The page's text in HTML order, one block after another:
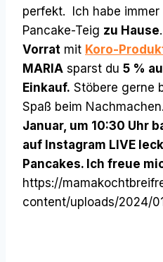
perfekt. Ich habe immer
Pancake-Teig zu Hause
Vorrat mit Koro-
MARIA sparst du 5 %
Einkauf. Stöbere gerne
Spaß beim
Januar, um 10:30 Uhr
auf Instagram LIVE
Pancakes. Ich freue
https://
content/uploads/2024/